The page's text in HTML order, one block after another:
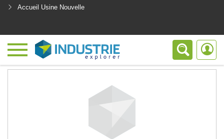
Accueil Usine Nouvelle